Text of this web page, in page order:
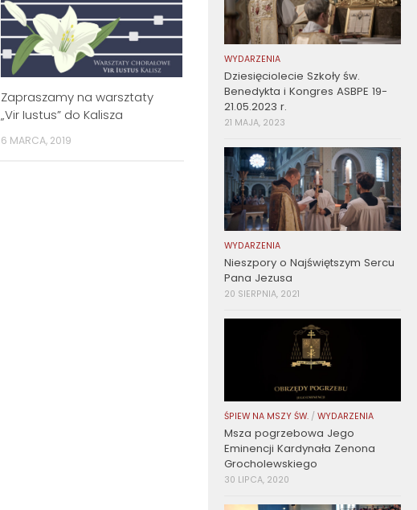
Zapraszamy na warsztaty
„Vir Iustus” do Kalisza
6 MARCA, 2019
WYDARZENIA
Dziesięciolecie Szkoły św.
Benedykta i Kongres ASBPE 19-
21.05.2023 r.
21 MAJA, 2023
WYDARZENIA
Nieszpory o Najświętszym Sercu
Pana Jezusa
20 SIERPNIA, 2021
ŚPIEW NA MSZY ŚW. / WYDARZENIA
Msza pogrzebowa Jego
Eminencji Kardynała Zenona
Grocholewskiego
30 LIPCA, 2020